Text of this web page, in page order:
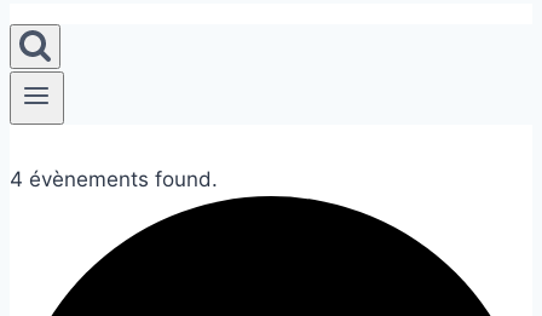
4 évènements found.